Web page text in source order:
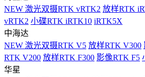
NEW 激光双摄RTK vRTK2 放样RTK
vRTK2 小碟RTK iRTK10 iRTK5X
中海达
NEW 激光双摄RTK V5 放样RTK V300
RTK V200 放样RTK F300 影像RTK F5
华星